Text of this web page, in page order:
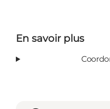
En savoir plus